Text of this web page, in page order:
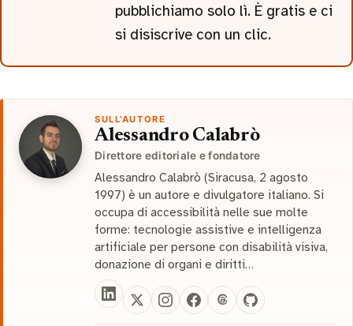
pubblichiamo solo lì. È gratis e ci
si disiscrive con un clic.
SULL'AUTORE
Alessandro Calabrò
Direttore editoriale e fondatore
Alessandro Calabrò (Siracusa, 2 agosto
1997) è un autore e divulgatore italiano. Si
occupa di accessibilità nelle sue molte
forme: tecnologie assistive e intelligenza
artificiale per persone con disabilità visiva,
donazione di organi e diritti…